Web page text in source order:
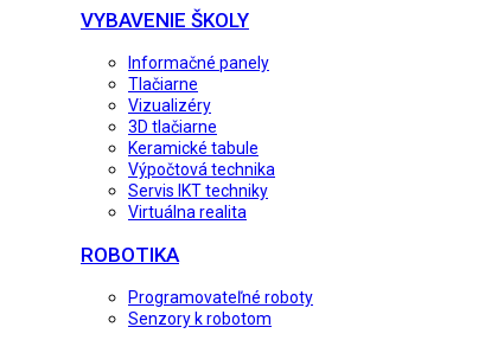
VYBAVENIE ŠKOLY
Informačné panely
Tlačiarne
Vizualizéry
3D tlačiarne
Keramické tabule
Výpočtová technika
Servis IKT techniky
Virtuálna realita
ROBOTIKA
Programovateľné roboty
Senzory k robotom